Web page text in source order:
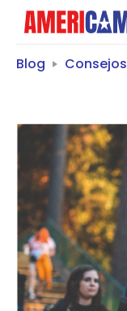
Blog Consejos